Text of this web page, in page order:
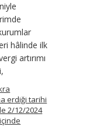
hâlinde ilk
artırımı
erdiği tarihi
2/12/2024